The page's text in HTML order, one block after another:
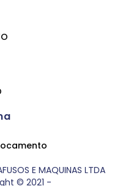
E MAQUINAS LTDA
© 2021 -